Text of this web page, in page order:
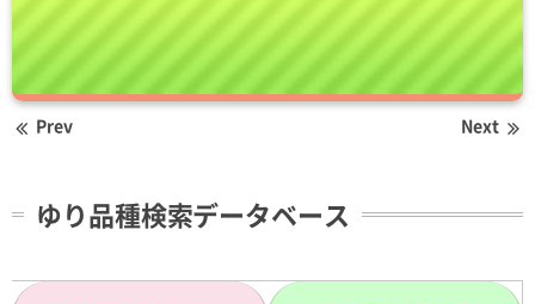
Prev Next
ゆり品種検索データベース